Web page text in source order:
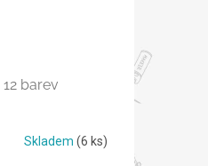
12 barev
Skladem (6 ks)